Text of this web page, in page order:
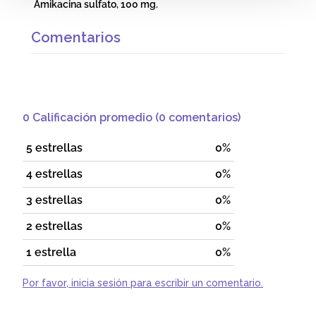
Amikacina sulfato, 100 mg.
Comentarios
0 Calificación promedio (0 comentarios)
5 estrellas
0%
4 estrellas
0%
3 estrellas
0%
2 estrellas
0%
1 estrella
0%
Por favor, inicia sesión para escribir un comentario.